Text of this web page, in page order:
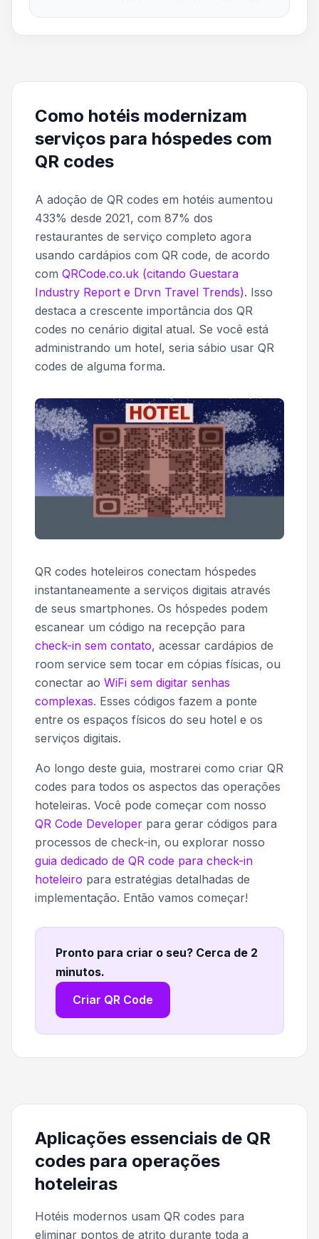
Como hotéis modernizam
serviços para hóspedes com
QR codes
A adoção de QR codes em hotéis aumentou
433% desde 2021, com 87% dos
restaurantes de serviço completo agora
usando cardápios com QR code, de acordo
com QRCode.co.uk (citando Guestara
Industry Report e Drvn Travel Trends). Isso
destaca a crescente importância dos QR
codes no cenário digital atual. Se você está
administrando um hotel, seria sábio usar QR
codes de alguma forma.
QR codes hoteleiros conectam hóspedes
instantaneamente a serviços digitais através
de seus smartphones. Os hóspedes podem
escanear um código na recepção para
check-in sem contato, acessar cardápios de
room service sem tocar em cópias físicas, ou
conectar ao WiFi sem digitar senhas
complexas. Esses códigos fazem a ponte
entre os espaços físicos do seu hotel e os
serviços digitais.
Ao longo deste guia, mostrarei como criar QR
codes para todos os aspectos das operações
hoteleiras. Você pode começar com nosso
QR Code Developer para gerar códigos para
processos de check-in, ou explorar nosso
guia dedicado de QR code para check-in
hoteleiro para estratégias detalhadas de
implementação. Então vamos começar!
Pronto para criar o seu? Cerca de 2
minutos.
Criar QR Code
Aplicações essenciais de QR
codes para operações
hoteleiras
Hotéis modernos usam QR codes para
eliminar pontos de atrito durante toda a